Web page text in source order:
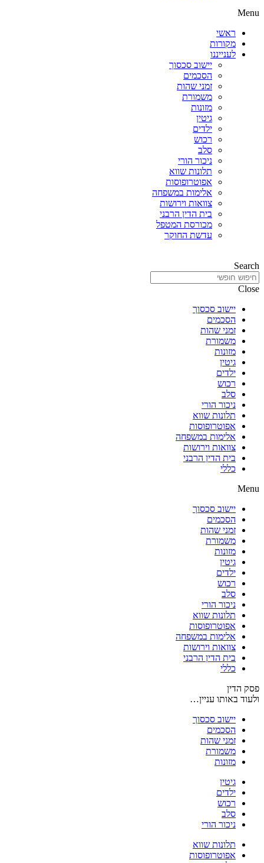
Menu
ראשי
מקורות
לענייננו
יישוב סכסוך
הסכמים
זמני שהות
משמורת
מזונות
גיטין
ילדים
רכוש
סלב
ניכור הורי
תלונות שווא
אפוטרופוסות
אלימות במשפחה
צוואות וירושות
בית הדין הרבני
מכורסת המטפל
עדשת החוקר
Search
Close
יישוב סכסוך
הסכמים
זמני שהות
משמורת
מזונות
גיטין
ילדים
רכוש
סלב
ניכור הורי
תלונות שווא
אפוטרופוסות
אלימות במשפחה
צוואות וירושות
בית הדין הרבני
כללי
Menu
יישוב סכסוך
הסכמים
זמני שהות
משמורת
מזונות
גיטין
ילדים
רכוש
סלב
ניכור הורי
תלונות שווא
אפוטרופוסות
אלימות במשפחה
צוואות וירושות
בית הדין הרבני
כללי
פסק הדין
ולעוד באותו עניין…
יישוב סכסוך
הסכמים
זמני שהות
משמורת
מזונות
גיטין
ילדים
רכוש
סלב
ניכור הורי
תלונות שווא
אפוטרופוסות